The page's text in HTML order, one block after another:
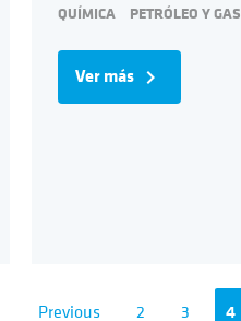
QUÍMICA PETRÓLEO Y GAS
Ver más navigate_next
Previous 2 3 4